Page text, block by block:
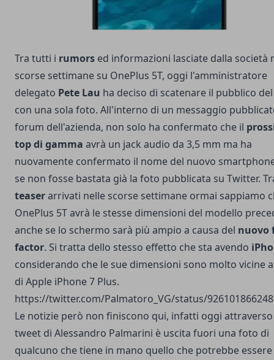
Tra tutti i rumors ed informazioni lasciate dalla società
scorse settimane su OnePlus 5T, oggi l'amministratore
delegato Pete Lau ha deciso di scatenare il pubblico
con una sola foto. All'interno di un messaggio
forum dell'azienda, non solo ha confermato che il
top di gamma avrà un jack audio da 3,5 mm ma ha
nuovamente confermato il nome del nuovo
se non fosse bastata già la foto pubblicata su Twitter.
teaserarrivati nelle scorse settimane ormai sappiamo
OnePlus 5T avrà le stesse dimensioni del modello
anche se lo schermo sarà più ampio a causa del nuovo
factor. Si tratta dello stesso effetto che sta avendo
considerando che le sue dimensioni sono molto vicine
di Apple iPhone 7 Plus.
https://twitter.com/Palmatoro_VG/status/
Le notizie però non finiscono qui, infatti oggi
tweet di Alessandro Palmarini è uscita fuori una foto di
qualcuno che tiene in mano quello che potrebbe